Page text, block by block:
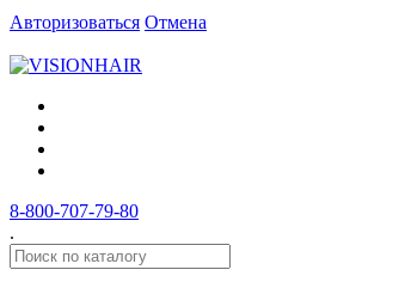
Авторизоваться Отмена
8-800-707-79-80
.